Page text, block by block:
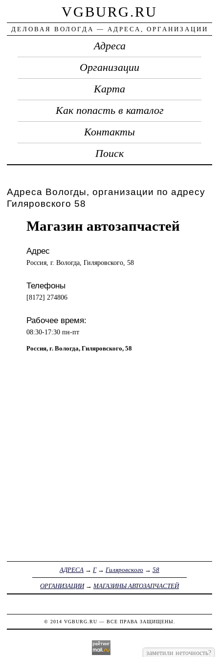
VGBURG.RU
ДЕЛОВАЯ ВОЛОГДА — АДРЕСА, ОРГАНИЗАЦИИ
Адреса
Организации
Карта
Как попасть в каталог
Контакты
Поиск
Адреса Вологды, организации по адресу
Гиляровского 58
Магазин автозапчастей
Адрес
Россия, г. Вологда, Гиляровского, 58
Телефоны
[8172] 274806
Рабочее время:
08:30-17:30 пн-пт
Россия, г. Вологда, Гиляровского, 58
АДРЕСА → Г→ Гиляровского → 58
ОРГАНИЗАЦИИ→ МАГАЗИНЫ АВТОЗАПЧАСТЕЙ
© 2014 VGBURG.RU — ВСЕ ПРАВА ЗАЩИЩЕНЫ.
заметили неточность?